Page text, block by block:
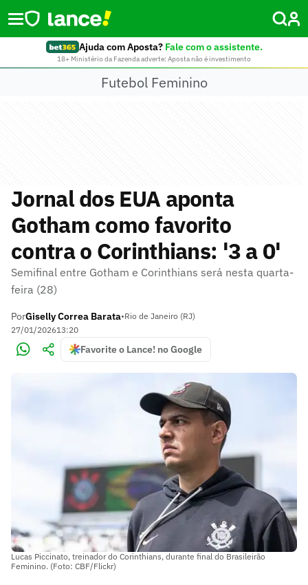
Ajuda com Aposta? Fale com o assistente.
18+ Ministério da Fazenda adverte: Aposta não é investimento
Futebol Feminino
Jornal dos EUA aponta
Gotham como favorito
contra o Corinthians: '3 a 0'
Semifinal entre Gotham e Corinthians será nesta quarta-
feira (28)
PorGiselly Correa Barata•Rio de Janeiro (RJ)
27/01/202613:20
Favorite o Lance! no Google
Lucas Piccinato, treinador do Corinthians, durante final do Brasileirão
Feminino. (Foto: CBF/Flickr)